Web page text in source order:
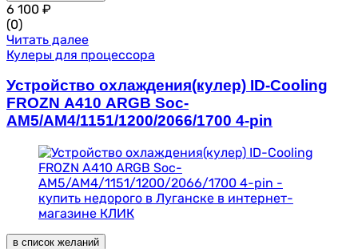
6 100 ₽
(0)
Читать далее
Кулеры для процессора
Устройство охлаждения(кулер) ID-Cooling
FROZN A410 ARGB Soc-
AM5/AM4/1151/1200/2066/1700 4-pin
в список желаний